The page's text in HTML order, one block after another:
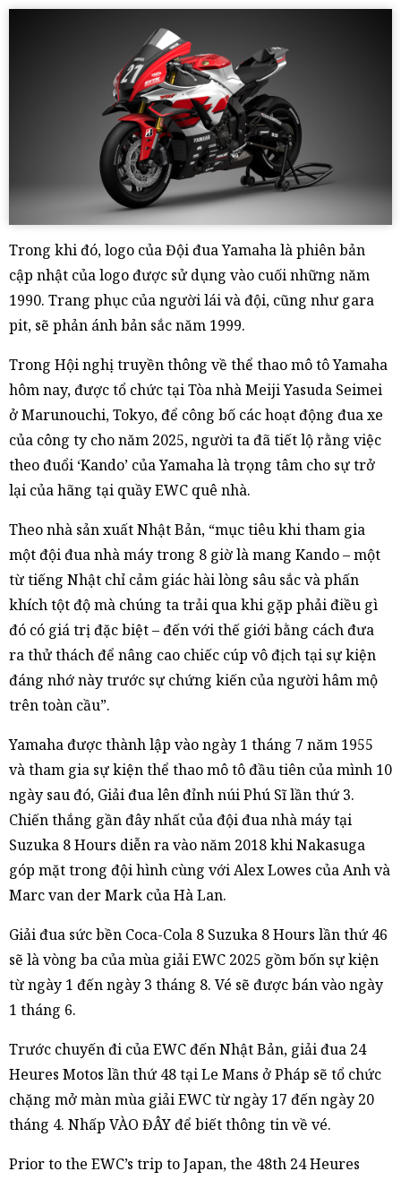
Trong khi đó, logo của Đội đua Yamaha là phiên bản
cập nhật của logo được sử dụng vào cuối những năm
1990. Trang phục của người lái và đội, cũng như gara
pit, sẽ phản ánh bản sắc năm 1999.
Trong Hội nghị truyền thông về thể thao mô tô Yamaha
hôm nay, được tổ chức tại Tòa nhà Meiji Yasuda Seimei
ở Marunouchi, Tokyo, để công bố các hoạt động đua xe
của công ty cho năm 2025, người ta đã tiết lộ rằng việc
theo đuổi ‘Kando’ của Yamaha là trọng tâm cho sự trở
lại của hãng tại quầy EWC quê nhà.
Theo nhà sản xuất Nhật Bản, “mục tiêu khi tham gia
một đội đua nhà máy trong 8 giờ là mang Kando – một
từ tiếng Nhật chỉ cảm giác hài lòng sâu sắc và phấn
khích tột độ mà chúng ta trải qua khi gặp phải điều gì
đó có giá trị đặc biệt – đến với thế giới bằng cách đưa
ra thử thách để nâng cao chiếc cúp vô địch tại sự kiện
đáng nhớ này trước sự chứng kiến ​​của người hâm mộ
trên toàn cầu”.
Yamaha được thành lập vào ngày 1 tháng 7 năm 1955
và tham gia sự kiện thể thao mô tô đầu tiên của mình 10
ngày sau đó, Giải đua lên đỉnh núi Phú Sĩ lần thứ 3.
Chiến thắng gần đây nhất của đội đua nhà máy tại
Suzuka 8 Hours diễn ra vào năm 2018 khi Nakasuga
góp mặt trong đội hình cùng với Alex Lowes của Anh và
Marc van der Mark của Hà Lan.
Giải đua sức bền Coca-Cola 8 Suzuka 8 Hours lần thứ 46
sẽ là vòng ba của mùa giải EWC 2025 gồm bốn sự kiện
từ ngày 1 đến ngày 3 tháng 8. Vé sẽ được bán vào ngày
1 tháng 6.
Trước chuyến đi của EWC đến Nhật Bản, giải đua 24
Heures Motos lần thứ 48 tại Le Mans ở Pháp sẽ tổ chức
chặng mở màn mùa giải EWC từ ngày 17 đến ngày 20
tháng 4. Nhấp VÀO ĐÂY để biết thông tin về vé.
Prior to the EWC’s trip to Japan, the 48th 24 Heures